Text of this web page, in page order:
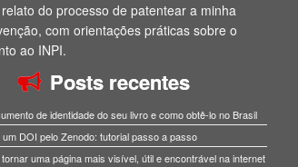
do processo de patentear a minha
com orientações práticas sobre o
ao INPI.
Posts recentes
de identidade do seu livro e como obtê-lo no Brasil
DOI pelo Zenodo: tutorial passo a passo
uma página mais visível, útil e encontrável na internet